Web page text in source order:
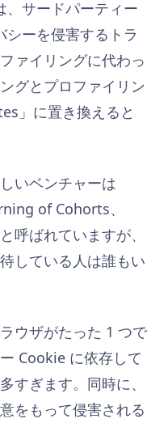
、サードパーティー
ーを侵害するトラ
ァイリングに代わっ
グとプロファイリン
」に置き換えると
いベンチャーは
of Cohorts、
と呼ばれていますが、
している人は誰もい
ウザがたった 1 つで
Cookie に依存して
すぎます。同時に、
をもって侵害される